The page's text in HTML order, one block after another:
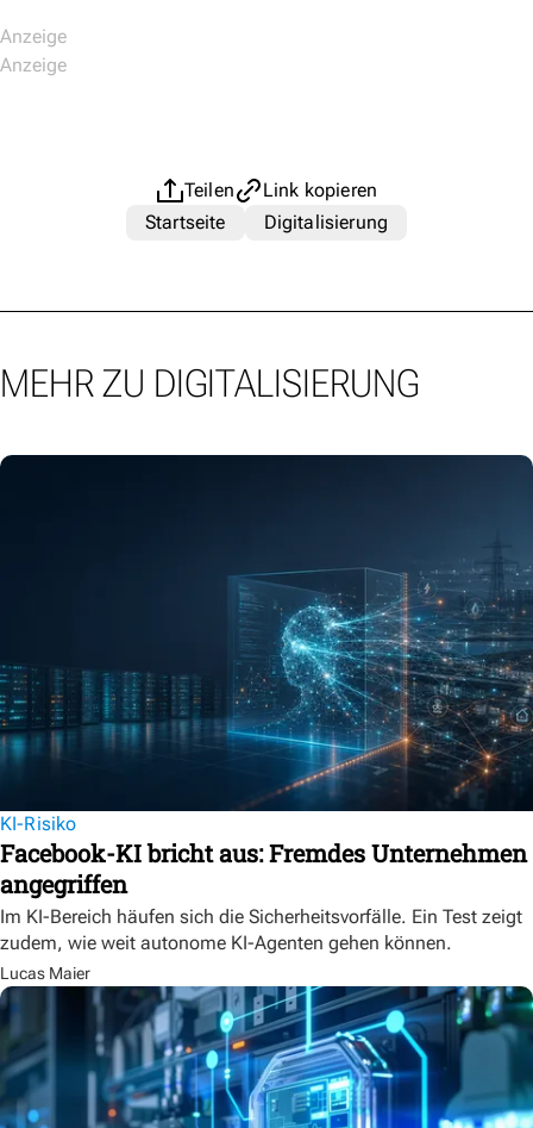
Teilen
Link kopieren
Startseite
Digitalisierung
MEHR ZU DIGITALISIERUNG
KI-Risiko
Facebook-KI bricht aus: Fremdes Unternehmen
angegriffen
Im KI-Bereich häufen sich die Sicherheitsvorfälle. Ein Test zeigt
zudem, wie weit autonome KI-Agenten gehen können.
Lucas Maier